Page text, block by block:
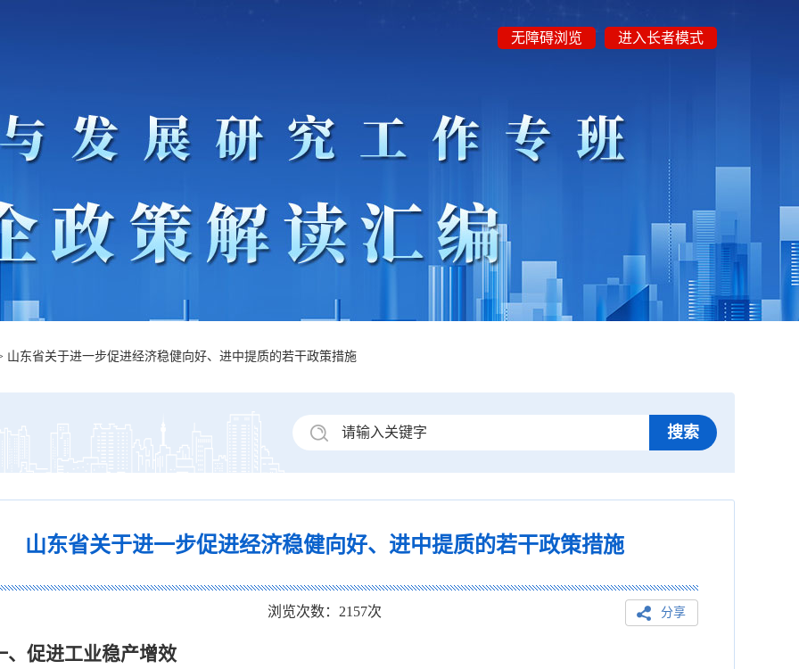
无障碍浏览 进入长者模式
山东省关于进一步促进经济稳健向好、进中提质的若干政策措施
山东省关于进一步促进经济稳健向好、进中提质的若干政策措施
浏览次数： 2157次 分享
、促进工业稳产增效